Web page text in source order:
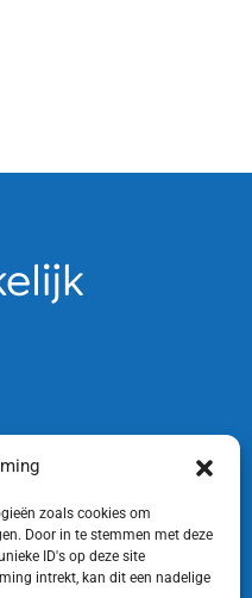
zoals cookies om
Door in te stemmen met deze
ID's op deze site
intrekt, kan dit een nadelige